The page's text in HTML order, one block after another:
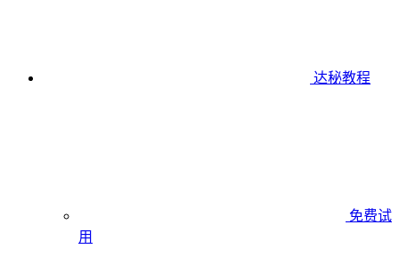
达秘教程
免费试
用